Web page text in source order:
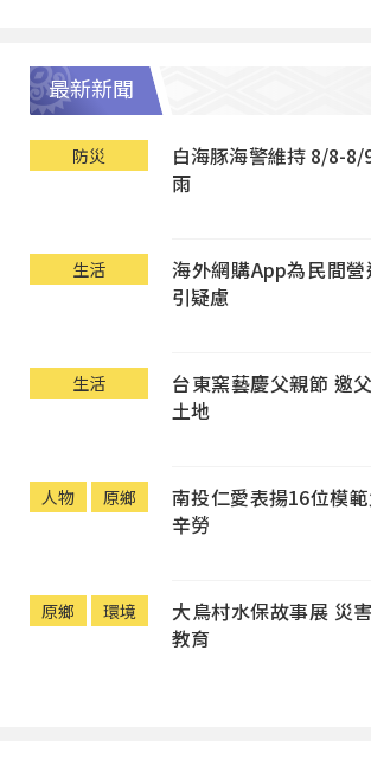
最新新聞
防災
白海豚海警維持 8/8-
雨
生活
海外網購App為民間
引疑慮
生活
台東窯藝慶父親節 邀
土地
人物 原鄉
南投仁愛表揚16位模
辛勞
原鄉 環境
大鳥村水保故事展 災
教育